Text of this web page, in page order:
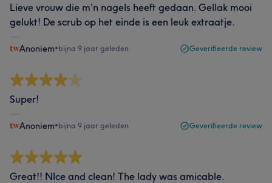
Lieve vrouw die m'n nagels heeft gedaan. Gellak mooi
gelukt! De scrub op het einde is een leuk extraatje.
Anoniem•bijna 9 jaar geleden Geverifieerde review
Super!
Anoniem•bijna 9 jaar geleden Geverifieerde review
Great!! NIce and clean! The lady was amicable.